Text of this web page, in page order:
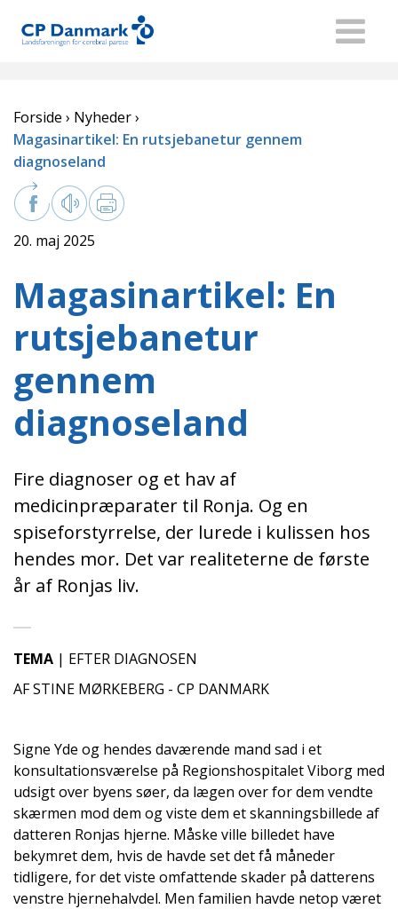
Forside
Nyheder
Magasinartikel: En rutsjebanetur gennem
diagnoseland
20. maj 2025
Magasinartikel: En
rutsjebanetur
gennem
diagnoseland
Fire diagnoser og et hav af
medicinpræparater til Ronja. Og en
spiseforstyrrelse, der lurede i kulissen hos
hendes mor. Det var realiteterne de første
år af Ronjas liv.
TEMA | EFTER DIAGNOSEN
AF STINE MØRKEBERG - CP DANMARK
Signe Yde og hendes daværende mand sad i et
konsultationsværelse på Regionshospitalet Viborg med
udsigt over byens søer, da lægen over for dem vendte
skærmen mod dem og viste dem et skanningsbillede af
datteren Ronjas hjerne. Måske ville billedet have
bekymret dem, hvis de havde set det få måneder
tidligere, for det viste omfattende skader på datterens
venstre hjernehalvdel. Men familien havde netop været